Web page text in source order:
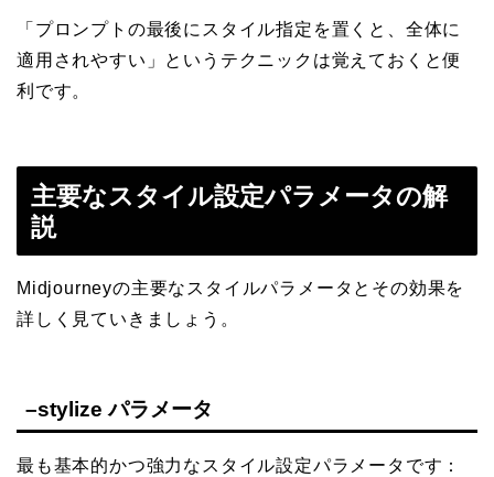
「プロンプトの最後にスタイル指定を置くと、全体に
適用されやすい」というテクニックは覚えておくと便
利です。
主要なスタイル設定パラメータの解
説
Midjourneyの主要なスタイルパラメータとその効果を
詳しく見ていきましょう。
–stylize パラメータ
最も基本的かつ強力なスタイル設定パラメータです：